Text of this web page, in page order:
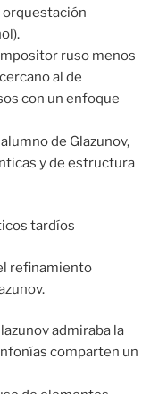
orquestación
ruso menos
al de
con un enfoque
de Glazunov,
y de estructura
tardíos
refinamiento
admiraba la
comparten un